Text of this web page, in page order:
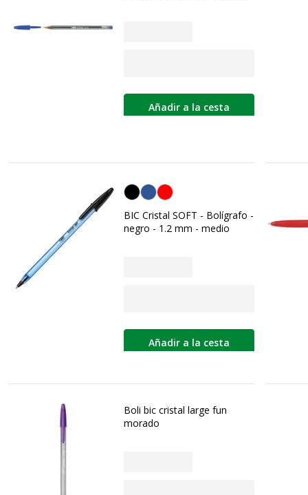
Añadir a la cesta
Negro
BIC Cristal SOFT - Bolígrafo -
negro - 1.2 mm - medio
Añadir a la cesta
Boli bic cristal large fun
morado